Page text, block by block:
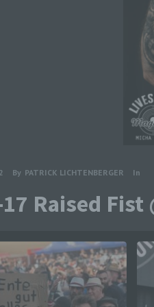
By PATRICK LICHTENBERGER In
Raised